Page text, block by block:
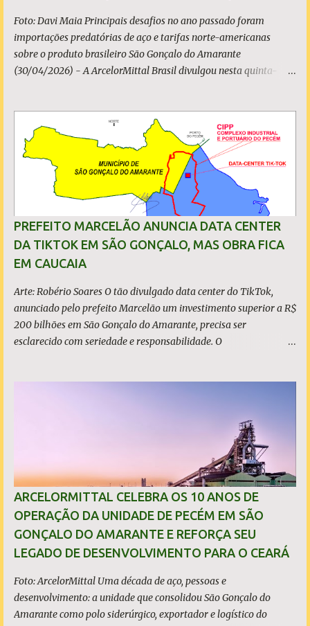
Foto: Davi Maia Principais desafios no ano passado foram
importações predatórias de aço e tarifas norte-americanas
sobre o produto brasileiro São Gonçalo do Amarante
(30/04/2026) - A ArcelorMittal Brasil divulgou nesta quinta-
predatórias, sobretudo da China, e as tarifas impostas pelo
Governo dos Estados Unidos afetaram os resultados financeiros
e operacionais da organização e de todo o setor do aço brasileiro.
Ainda assim, a empresa manteve-se como líder no Brasil, com
42% da produção nacional de aço bruto, os investimentos
programados e permaneceu firme em seus valores de segurança,
sustentabilidade, qualidade e liderança. A produção total de aço
somou 15,14 milhões de toneladas – um recuo de 1,3% em
relação a 2024. A produção de minério de ferro atingiu 2,34
milhões de toneladas, montante 18,3% menor que 2024. Neste
caso, o resultado foi impactado pela trans...
PREFEITO MARCELÃO ANUNCIA DATA CENTER
DA TIKTOK EM SÃO GONÇALO, MAS OBRA FICA
EM CAUCAIA
Arte: Robério Soares O tão divulgado data center do TikTok,
anunciado pelo prefeito Marcelão um investimento superior a R$
200 bilhões em São Gonçalo do Amarante, precisa ser
esclarecido com seriedade e responsabilidade. O
investimento que não lhe pertence, ou desconhece os limites
territoriais do município que governa. Em qualquer dos casos, a
situação é grave. A população tem direito à informação correta,
transparente e sem propaganda enganosa, sobretudo quando
investimentos bilionários são usados como vitrine política. O que
é, de fato, o CIPP O Complexo Industrial e Portuário do Pecém
(CIPP) está situado parcialmente nos municípios de São Gonçalo
do Amarante e de Caucaia, conforme demonstram o mapa
acima. Embora a Vila (ou distrito) do Pecém pertença a Sã...
ARCELORMITTAL CELEBRA OS 10 ANOS DE
OPERAÇÃO DA UNIDADE DE PECÉM EM SÃO
GONÇALO DO AMARANTE E REFORÇA SEU
LEGADO DE DESENVOLVIMENTO PARA O CEARÁ
Foto: ArcelorMittal Uma década de aço, pessoas e
desenvolvimento: a unidade que consolidou São Gonçalo do
Amarante como polo siderúrgico, exportador e logístico do